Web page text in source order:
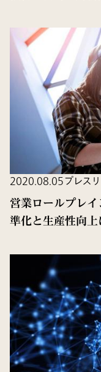
2020.08.05プレス
営業ロールプレ
準化と生産性向